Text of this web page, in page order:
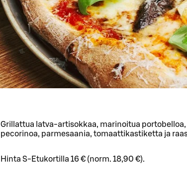
Grillattua latva-artisokkaa, marinoitua
pecorinoa, parmesaania, tomaattikastiketta ja
Hinta S-Etukortilla 16 € (norm. 18,90 €).